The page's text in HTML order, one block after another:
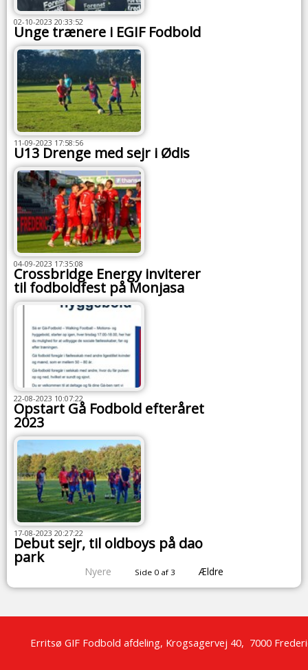
02-10-2023 20:33:52
Unge trænere i EGIF Fodbold
11-09-2023 17:58:56
U13 Drenge med sejr i Ødis
04-09-2023 17:35:08
Crossbridge Energy inviterer
til fodboldfest på Monjasa
22-08-2023 10:07:22
Opstart Gå Fodbold efteråret
2023
17-08-2023 20:27:22
Debut sejr, til oldboys på dao
park
Nyere Side 0 af 3 Ældre
Erritsø GIF Fodbold afdeling, Krogsagervej 40, 7000